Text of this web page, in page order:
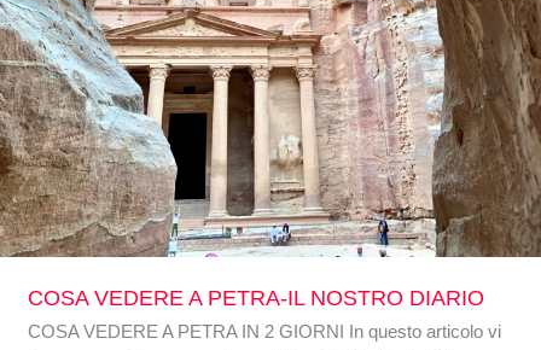
COSA VEDERE A PETRA-IL NOSTRO DIARIO
COSA VEDERE A PETRA IN 2 GIORNI In questo articolo vi